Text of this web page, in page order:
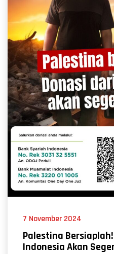
7 November 2024
Palestina
Indonesia Akan